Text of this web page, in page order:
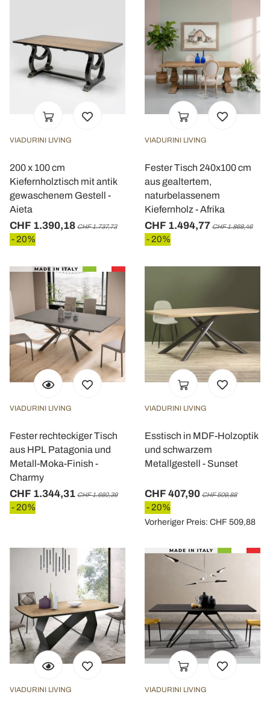
VIADURINI LIVING
200 x 100 cm
Kiefernholztisch mit antik
gewaschenem Gestell -
Aieta
CHF 1.390,18 CHF 1.737,73
- 20%
VIADURINI LIVING
Fester Tisch 240x100 cm
aus gealtertem,
naturbelassenem
Kiefernholz - Afrika
CHF 1.494,77 CHF 1.868,46
- 20%
VIADURINI LIVING
Fester rechteckiger Tisch
aus HPL Patagonia und
Metall-Moka-Finish -
Charmy
CHF 1.344,31 CHF 1.680,39
- 20%
VIADURINI LIVING
Esstisch in MDF-Holzoptik
und schwarzem
Metallgestell - Sunset
CHF 407,90 CHF 509,88
- 20%
Vorheriger Preis: CHF 509,88
VIADURINI LIVING VIADURINI LIVING